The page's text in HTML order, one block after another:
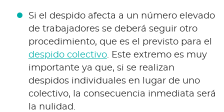
Si el despido afecta a un número elevado
de trabajadores se deberá seguir otro
procedimiento, que es el previsto para el
despido colectivo. Este extremo es muy
importante ya que, si se realizan
despidos individuales en lugar de uno
colectivo, la consecuencia inmediata será
la nulidad.